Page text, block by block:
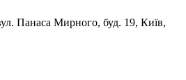
Панаса Мирного, буд. 19, Київ,